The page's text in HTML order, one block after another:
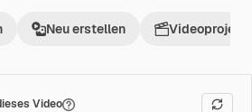
Neu erstellen Videoprojekt
Video